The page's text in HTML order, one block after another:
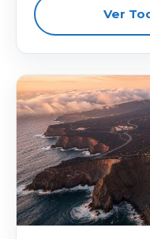
Ver